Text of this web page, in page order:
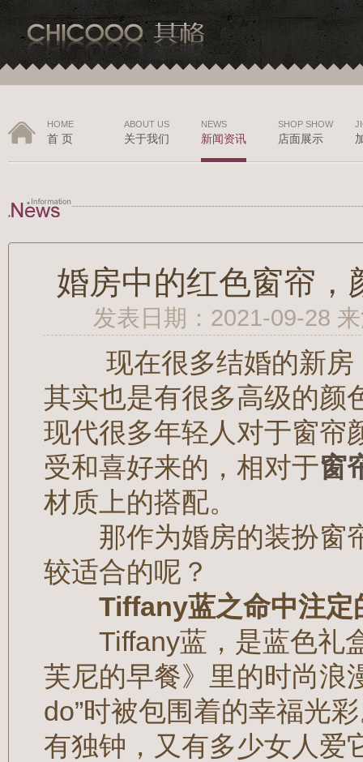
HOME
首 页
ABOUT US
关于我们
NEWS
新闻资讯
SHOP SHOW
店面展示
婚房中的红色窗帘，
发表日期：2021-09-28
现在很多结婚的新房
其实也是有很多高级的颜
现代很多年轻人对于窗帘
受和喜好来的，相对于窗
材质上的搭配。
那作为婚房的装扮窗
较适合的呢？
Tiffany蓝之命中注定
Tiffany蓝，是蓝色礼
芙尼的早餐》里的时尚浪
do”时被包围着的幸福光
有独钟，又有多少女人爱